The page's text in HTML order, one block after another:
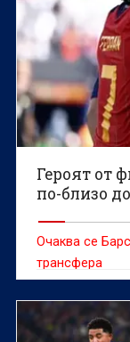
Героят от
по-близо
Очаква се
трансфера